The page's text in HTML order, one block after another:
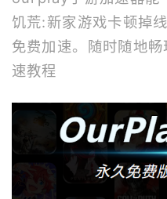
饥荒:新家游戏卡顿掉
免费加速。随时随地
速教程